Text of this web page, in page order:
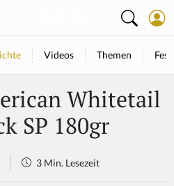
Videos Themen
Whitetail
SP 180gr
3 Min. Lesezeit